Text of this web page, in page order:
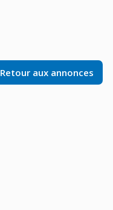
Retour aux annonces